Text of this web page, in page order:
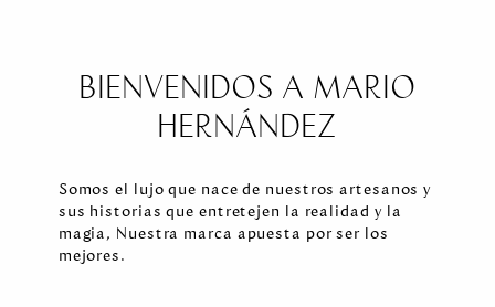
Rica
Venezuela
BIENVENIDOS A MARIO
HERNÁNDEZ
Somos el lujo que nace de nuestros artesanos y
sus historias que entretejen la realidad y la
magia, Nuestra marca apuesta por ser los
mejores.